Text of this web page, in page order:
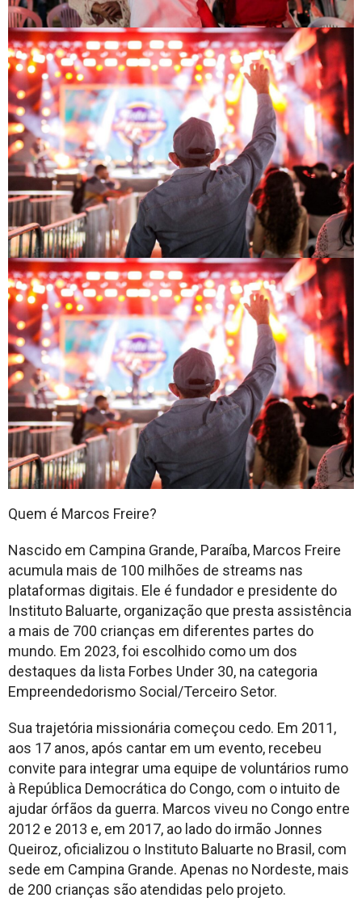
Quem é Marcos Freire?
Nascido em Campina Grande, Paraíba, Marcos Freire
acumula mais de 100 milhões de streams nas
plataformas digitais. Ele é fundador e presidente do
Instituto Baluarte, organização que presta assistência
a mais de 700 crianças em diferentes partes do
mundo. Em 2023, foi escolhido como um dos
destaques da lista Forbes Under 30, na categoria
Empreendedorismo Social/Terceiro Setor.
Sua trajetória missionária começou cedo. Em 2011,
aos 17 anos, após cantar em um evento, recebeu
convite para integrar uma equipe de voluntários rumo
à República Democrática do Congo, com o intuito de
ajudar órfãos da guerra. Marcos viveu no Congo entre
2012 e 2013 e, em 2017, ao lado do irmão Jonnes
Queiroz, oficializou o Instituto Baluarte no Brasil, com
sede em Campina Grande. Apenas no Nordeste, mais
de 200 crianças são atendidas pelo projeto.